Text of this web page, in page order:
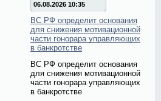
06.08.2026 10:35
ВС РФ определит основания
для снижения мотивационной
части гонорара управляющих
в банкротстве
ВС РФ определит основания
для снижения мотивационной
части гонорара управляющих
в банкротстве